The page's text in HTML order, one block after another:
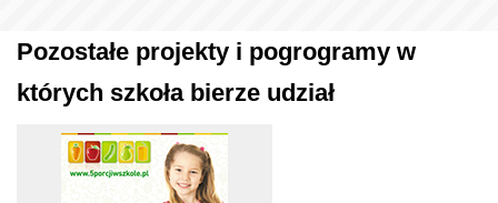
Pozostałe projekty i pogrogramy w
których szkoła bierze udział